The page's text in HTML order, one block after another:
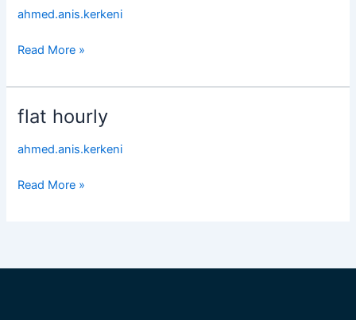
ahmed.anis.kerkeni
Read More »
flat hourly
ahmed.anis.kerkeni
flat
Read More »